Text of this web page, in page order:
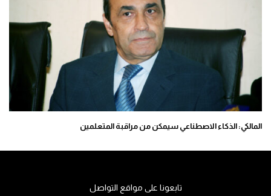
المالكي: الذكاء الاصطناعي سيمكن من مراقبة المتعلمين
تابعونا على مواقع التواصل